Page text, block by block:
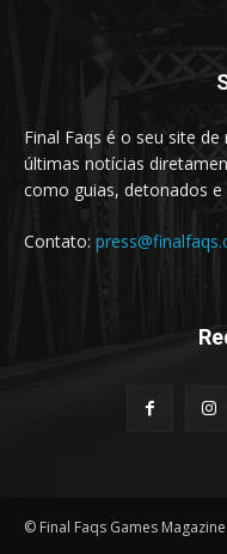
Final Faqs é o seu site
últimas notícias
como guias, detonados e
Contato:
© Final Faqs Games Magazine